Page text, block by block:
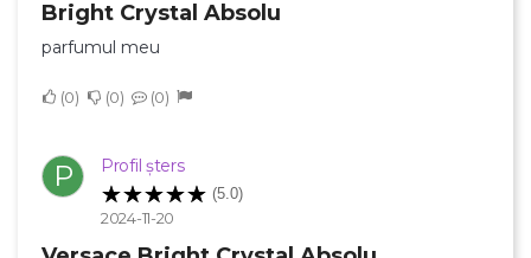
Bright Crystal Absolu
parfumul meu
0 0 0
P Profil șters
(5.0)
2024-11-20